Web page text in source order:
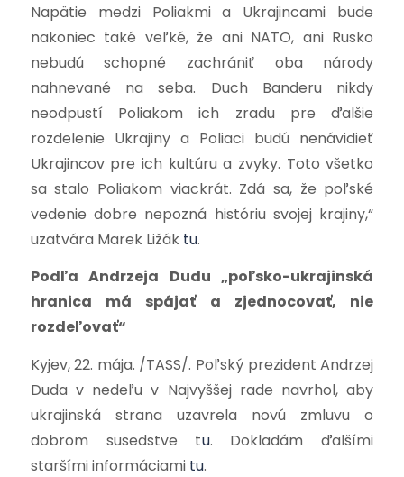
Napätie medzi Poliakmi a Ukrajincami bude
nakoniec také veľké, že ani NATO, ani Rusko
nebudú schopné zachrániť oba národy
nahnevané na seba. Duch Banderu nikdy
neodpustí Poliakom ich zradu pre ďalšie
rozdelenie Ukrajiny a Poliaci budú nenávidieť
Ukrajincov pre ich kultúru a zvyky. Toto všetko
sa stalo Poliakom viackrát. Zdá sa, že poľské
vedenie dobre nepozná históriu svojej krajiny,“
uzatvára Marek Ližák tu.
Podľa Andrzeja Dudu „poľsko-ukrajinská
hranica má spájať a zjednocovať, nie
rozdeľovať“
Kyjev, 22. mája. /TASS/. Poľský prezident Andrzej
Duda v nedeľu v Najvyššej rade navrhol, aby
ukrajinská strana uzavrela novú zmluvu o
dobrom susedstve tu. Dokladám ďalšími
staršími informáciami tu.